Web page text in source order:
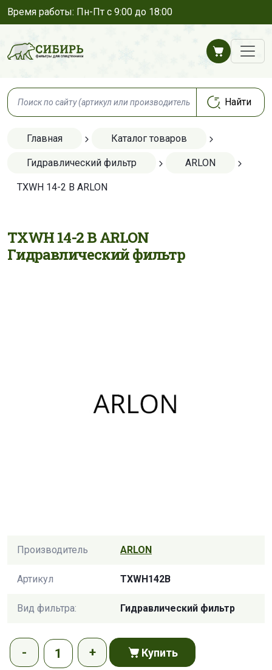
Время работы: Пн-Пт с 9:00 до 18:00
Главная Каталог товаров
Гидравлический фильтр ARLON
TXWH 14-2 B ARLON
TXWH 14-2 B ARLON
Гидравлический фильтр
Производитель ARLON
Артикул TXWH142B
Вид фильтра: Гидравлический фильтр
Купить